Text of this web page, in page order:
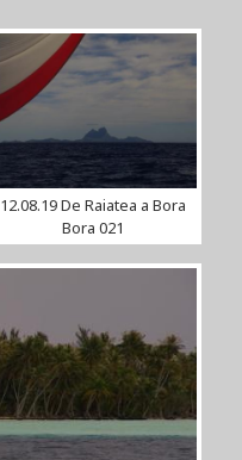
12.08.19 De Raiatea a Bora
Bora 021